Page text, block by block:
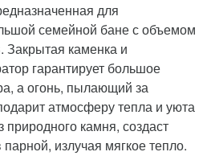
для
семейной бане с объемом
Закрытая каменка и
гарантирует большое
а огонь, пылающий за
атмосферу тепла и уюта
камня, создаст
излучая мягкое тепло.